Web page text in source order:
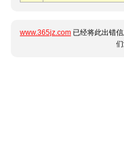
www.365jz.com 已经将此出错